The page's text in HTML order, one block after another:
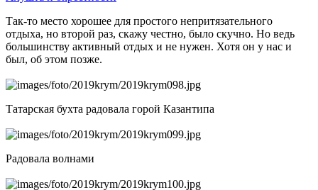
Так-то место хорошее для простого непритязательного
отдыха, но второй раз, скажу честно, было скучно. Но ведь
большинству активный отдых и не нужен. Хотя он у нас и
был, об этом позже.
Татарская бухта радовала горой Казантипа
Радовала волнами